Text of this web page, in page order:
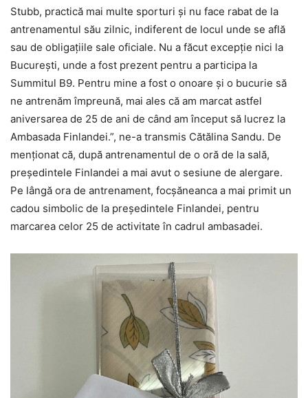
Stubb, practică mai multe sporturi și nu face rabat de la
antrenamentul său zilnic, indiferent de locul unde se află
sau de obligațiile sale oficiale. Nu a făcut excepție nici la
București, unde a fost prezent pentru a participa la
Summitul B9. Pentru mine a fost o onoare și o bucurie să
ne antrenăm împreună, mai ales că am marcat astfel
aniversarea de 25 de ani de când am început să lucrez la
Ambasada Finlandei.”, ne-a transmis Cătălina Sandu. De
menționat că, după antrenamentul de o oră de la sală,
președintele Finlandei a mai avut o sesiune de alergare.
Pe lângă ora de antrenament, focșăneanca a mai primit un
cadou simbolic de la președintele Finlandei, pentru
marcarea celor 25 de activitate în cadrul ambasadei.